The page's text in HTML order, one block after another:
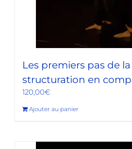
Les premiers pas de la
structuration en
120,00€
Ajouter au panier